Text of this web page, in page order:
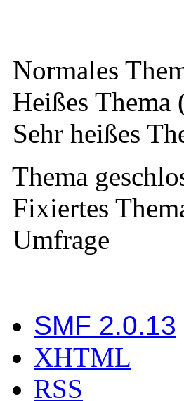
Normales
Heißes
Sehr heißes
Thema
Fixiertes
Umfrage
SMF 2.0.13
XHTML
RSS